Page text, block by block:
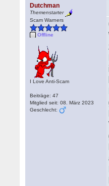
Dutchman
Themenstarter
Scam Warners
Offline
I Love Anti-Scam
Beiträge: 47
Mitglied seit: 08. März 2023
Geschlecht: